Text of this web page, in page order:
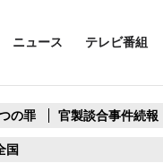
ニュース テレビ番組
の罪 官製談合事件続報
国